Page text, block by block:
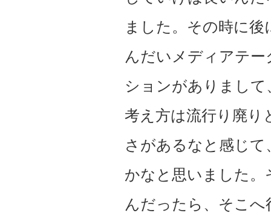
ました。その時に
んだいメディアテ
ションがありまし
考え方は流行り廃り
さがあるなと感じ
かなと思いました
んだったら、そこ